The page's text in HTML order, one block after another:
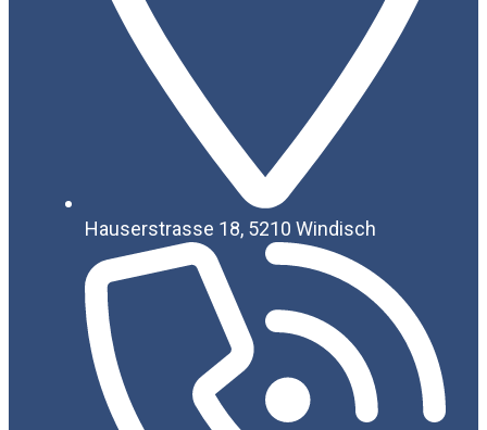
Hauserstrasse 18, 5210 Windisch